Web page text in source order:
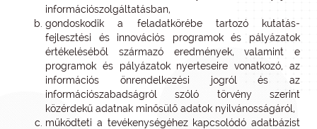
információszolgáltatásban,
gondoskodik a feladatkörébe tartozó kutatás-
fejlesztési és innovációs programok és pályázatok
értékeléséből származó eredmények, valamint e
programok és pályázatok nyerteseire vonatkozó, az
információs önrendelkezési jogról és az
információszabadságról szóló törvény szerint
közérdekű adatnak minősülő adatok nyilvánosságáról,
működteti a tevékenységéhez kapcsolódó adatbázist